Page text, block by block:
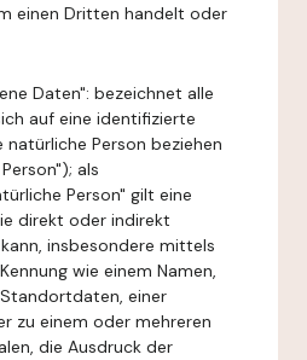
einen Dritten handelt oder
Daten": bezeichnet alle
auf eine identifizierte
Person beziehen
als
Person" gilt eine
direkt oder indirekt
insbesondere mittels
wie einem Namen,
einer
zu einem oder mehreren
die Ausdruck der